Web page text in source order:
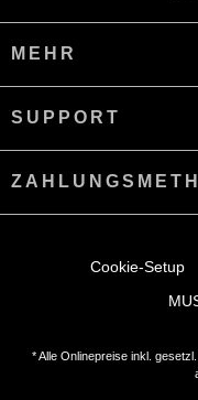
MEHR
SUPPORT
Cookie-Setup
* Alle Onlinepreise inkl.